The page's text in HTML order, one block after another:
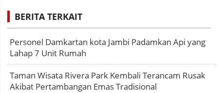
BERITA TERKAIT
Personel Damkartan kota Jambi Padamkan Api yang
Lahap 7 Unit Rumah
Taman Wisata Rivera Park Kembali Terancam Rusak
Akibat Pertambangan Emas Tradisional